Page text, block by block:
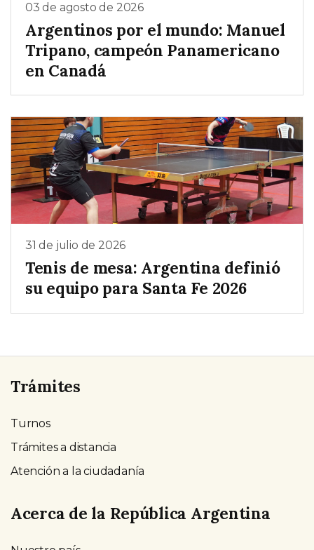
03 de agosto de 2026
Argentinos por el mundo: Manuel
Tripano, campeón Panamericano
en Canadá
31 de julio de 2026
Tenis de mesa: Argentina definió
su equipo para Santa Fe 2026
Trámites
Turnos
Trámites a distancia
Atención a la ciudadanía
Acerca de la República Argentina